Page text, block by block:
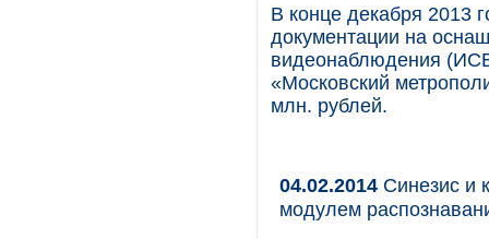
В конце декабря 2013
документации на
видеонаблюдения
«Московский
млн. рублей.
04.02.2014 Синезис и
модулем